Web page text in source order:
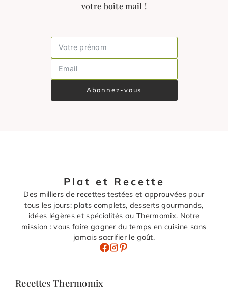
votre boîte mail !
Abonnez-vous
Plat et Recette
Des milliers de recettes testées et approuvées pour
tous les jours: plats complets, desserts gourmands,
idées légères et spécialités au Thermomix. Notre
mission : vous faire gagner du temps en cuisine sans
jamais sacrifier le goût.
Recettes Thermomix